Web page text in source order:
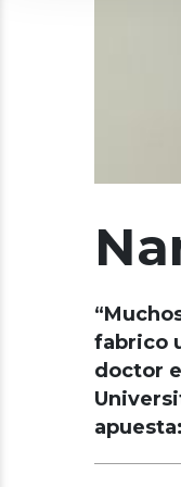
fabrico
doctor